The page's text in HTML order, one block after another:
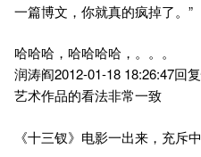
一篇博文，你就真的疯掉了。”
哈哈哈，哈哈哈哈，。。。
润涛阎2012-01-18 18:26:47回
艺术作品的看法非常一致
《十三钗》电影一出来，充斥